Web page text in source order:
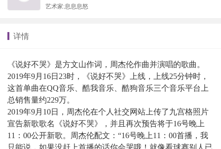
艺术家:息息息怒
详情
《说好不哭》是方文山作词，周杰伦作曲并演唱的歌曲。
2019年9月16日23时，《说好不哭》上线，上线25分钟时，
这首单曲在QQ音乐、酷我音乐、酷狗音乐三个音乐平台上
总销售量约229万。
2019年9月10日，周杰伦在个人社交网站上传了九宫格照片
宣告新歌歌名《说好不哭》，并且再次预告将于16号晚上
11：00公开新歌。周杰伦配文：“16号晚上11：00首播，我
只能说，如果没赶上首播的话你会哭哦！就像看球赛别人已